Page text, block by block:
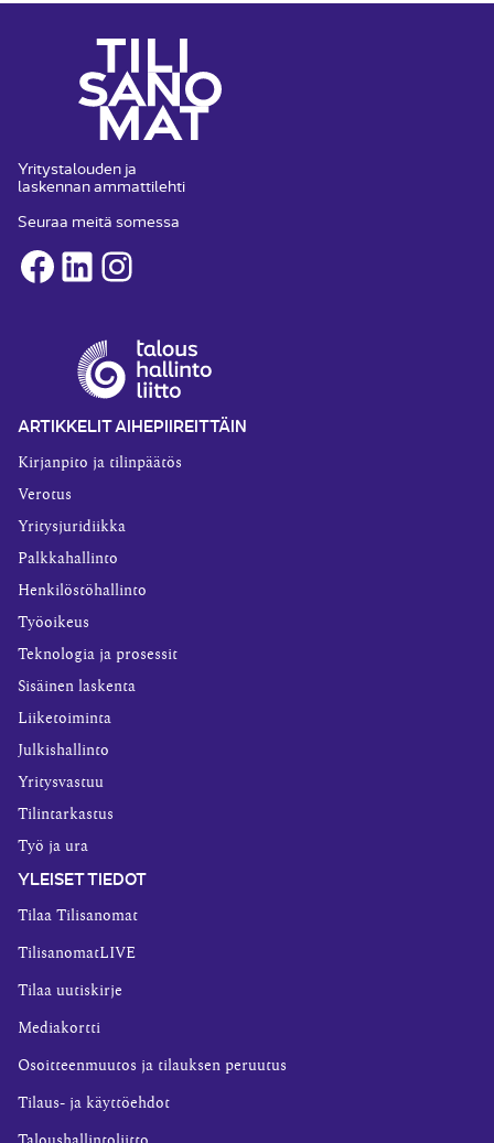
Yritystalouden ja
laskennan ammattilehti
Seuraa meitä somessa
Facebook
LinkedInInstagram
ARTIKKELIT AIHEPIIREITTÄIN
Kirjanpito ja tilinpäätös
Verotus
Yritysjuridiikka
Palkkahallinto
Henkilöstöhallinto
Työoikeus
Teknologia ja prosessit
Sisäinen laskenta
Liiketoiminta
Julkishallinto
Yritysvastuu
Tilintarkastus
Työ ja ura
YLEISET TIEDOT
Tilaa Tilisanomat
TilisanomatLIVE
Tilaa uutiskirje
Mediakortti
Osoitteenmuutos ja tilauksen peruutus
Tilaus- ja käyttöehdot